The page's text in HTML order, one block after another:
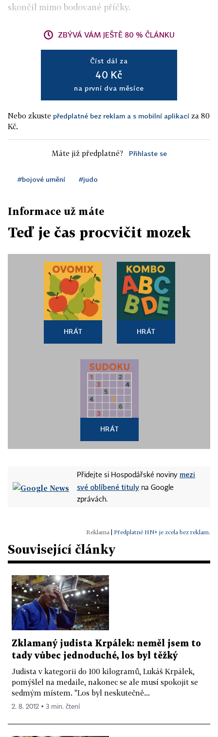
skončil mimo bodované příčky.
ZBÝVÁ VÁM JEŠTĚ 80 % ČLÁNKU
Číst dál za
40 Kč
na první dva měsíce
Nebo zkuste předplatné bez reklam a s mobilní aplikací za 80
Kč.
Máte již předplatné? Přihlaste se
#bojové umění #judo
Informace už máte
Teď je čas procvičit mozek
HRÁT HRÁT
HRÁT
Přidejte si Hospodářské noviny mezi
své oblíbené tituly na Google
zprávách.
Předplatné HN+ je zcela bez reklam.
Související články
Zklamaný judista Krpálek: neměl jsem to
tady vůbec jednoduché, los byl těžký
Judista v kategorii do 100 kilogramů, Lukáš Krpálek,
pomýšlel na medaile, nakonec se ale musí spokojit se
sedmým místem. "Los byl neskutečně...
2. 8. 2012 ▪ 3 min. čtení